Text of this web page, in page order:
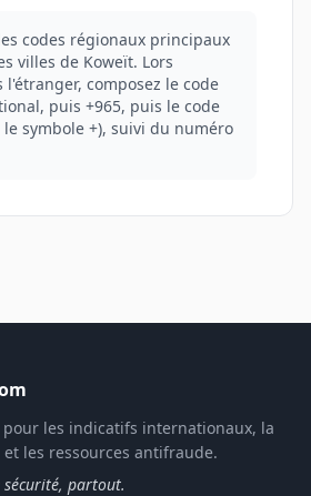
codes régionaux principaux
villes de Koweït. Lors
composez le code
puis +965, puis le code
symbole +), suivi du numéro
les indicatifs internationaux, la
les ressources antifraude.
sécurité, partout.